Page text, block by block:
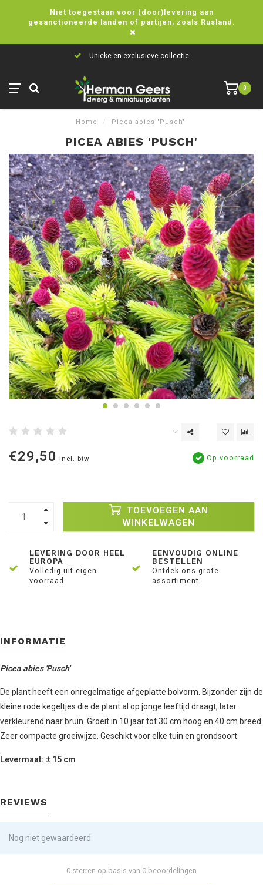
Niet toegestaan voor (door)levering aan
gesanctioneerde landen of partijen, zoals Rusland.
Unieke en exclusieve collectie
0
Home / Picea abies 'Pusch'
PICEA ABIES 'PUSCH'
€29,50 Incl. btw Op voorraad
TOEVOEGEN AAN
WINKELWAGEN
LEVERING DOOR HEEL
EUROPA
Volledig uit eigen
voorraad
EENVOUDIG ONLINE
BESTELLEN
Ontdek ons grote
assortiment
INFORMATIE
Picea abies 'Pusch'
De plant heeft een onregelmatige afgeplatte bolvorm. Bijzonder zijn de
kleine rode kegeltjes die de plant al op jonge leeftijd draagt, later
verkleurend naar bruin. Groeit in 10 jaar tot 30 cm hoog en 40 cm breed.
Zeer compacte groeiwijze. Geschikt voor elke tuin en grondsoort.
Levermaat: ± 15 cm
REVIEWS
Nog niet gewaardeerd
0 sterren op basis van 0 beoordelingen